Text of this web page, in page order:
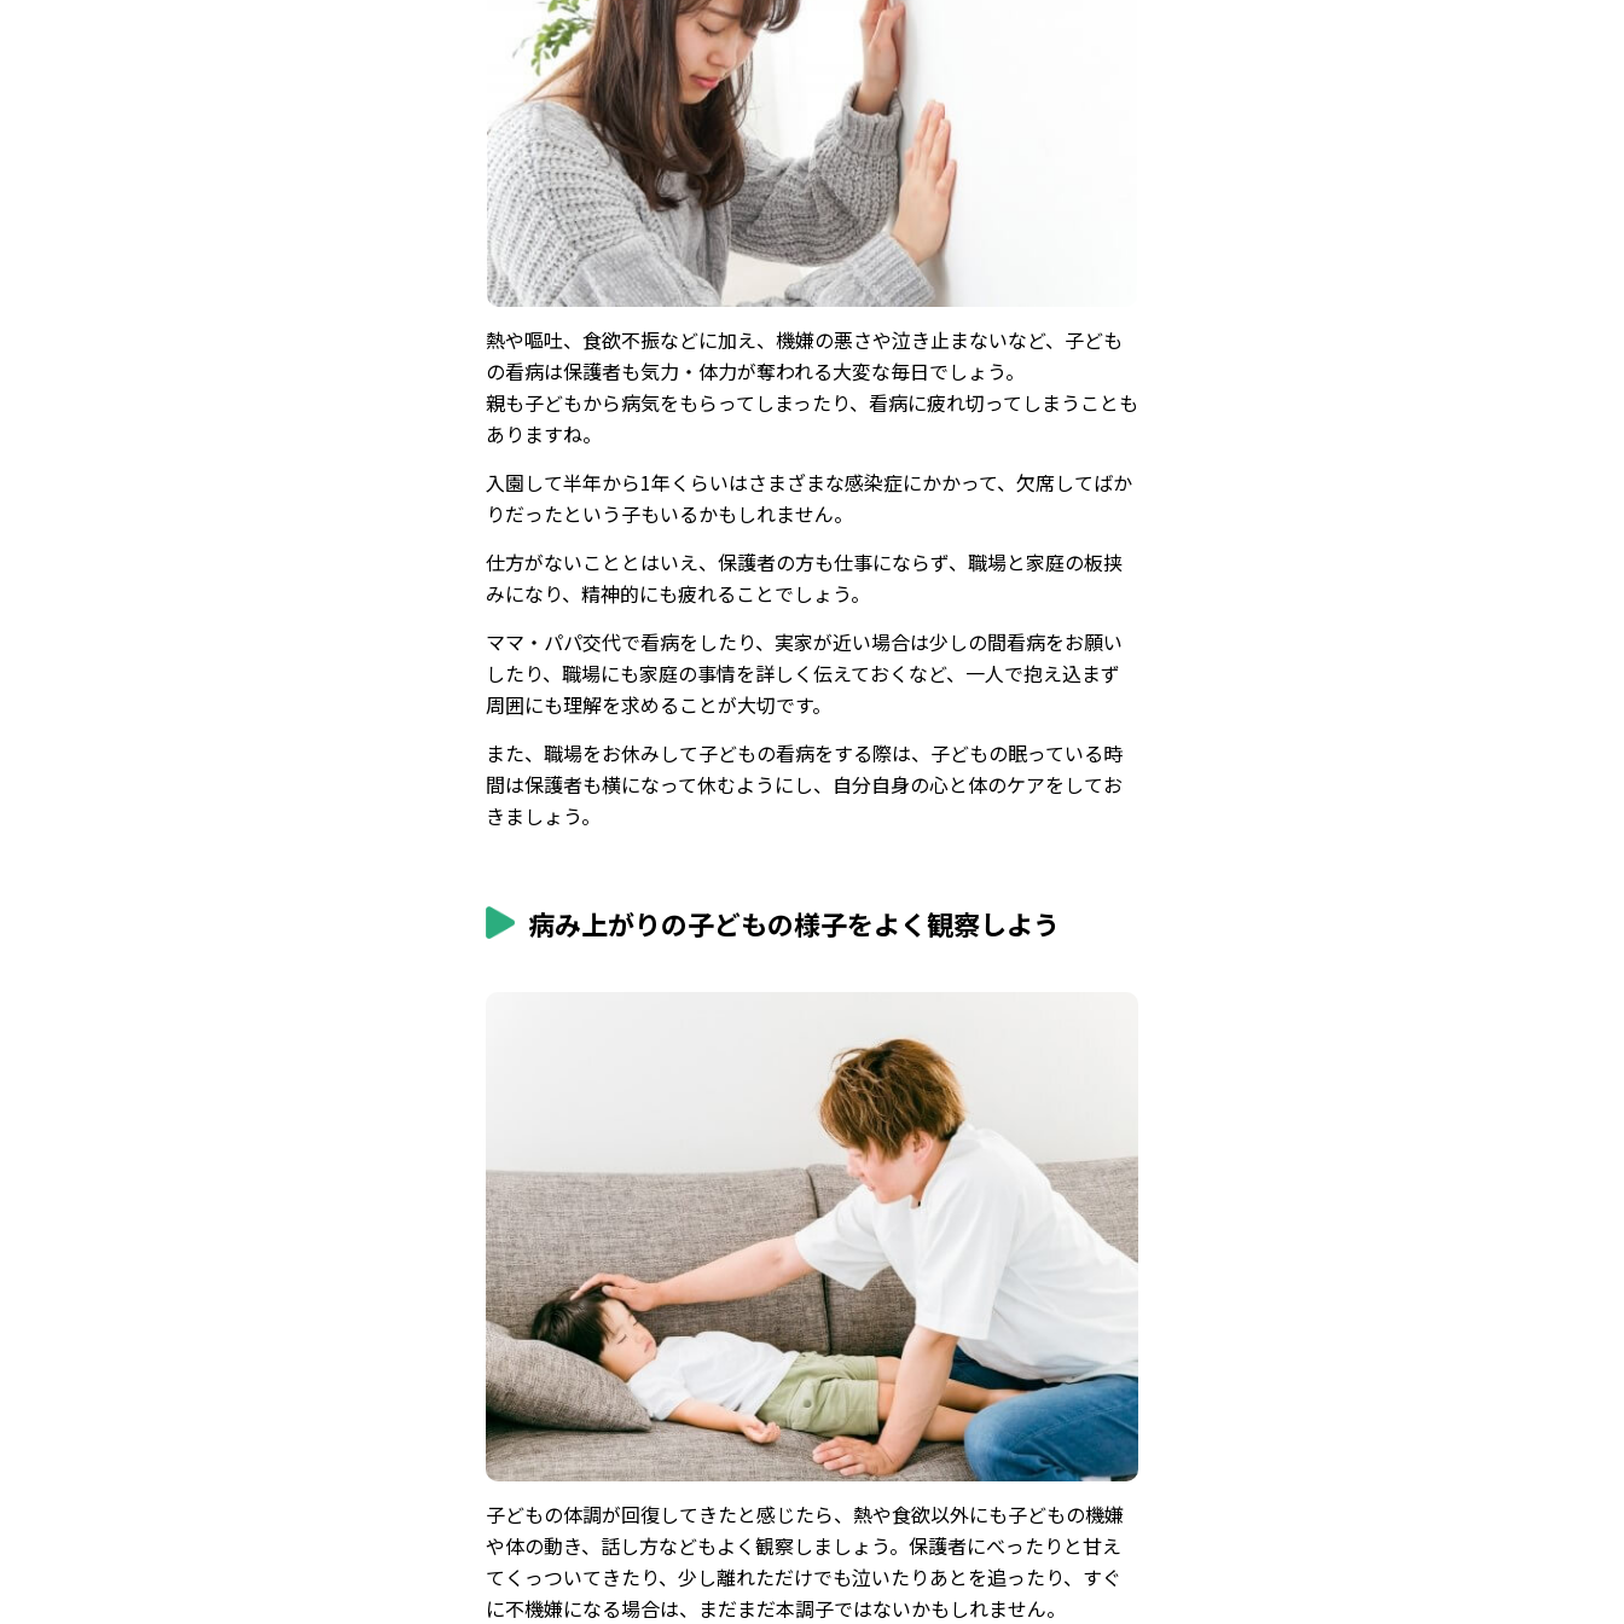
熱や嘔吐、食欲不振などに加え、機嫌の悪さや泣き止まないなど、子ども
の看病は保護者も気力・体力が奪われる大変な毎日でしょう。
親も子どもから病気をもらってしまったり、看病に疲れ切ってしまうことも
ありますね。
入園して半年から1年くらいはさまざまな感染症にかかって、欠席してばか
りだったという子もいるかもしれません。
仕方がないこととはいえ、保護者の方も仕事にならず、職場と家庭の板挟
みになり、精神的にも疲れることでしょう。
ママ・パパ交代で看病をしたり、実家が近い場合は少しの間看病をお願い
したり、職場にも家庭の事情を詳しく伝えておくなど、一人で抱え込まず
周囲にも理解を求めることが大切です。
また、職場をお休みして子どもの看病をする際は、子どもの眠っている時
間は保護者も横になって休むようにし、自分自身の心と体のケアをしてお
きましょう。
病み上がりの子どもの様子をよく観察しよう
子どもの体調が回復してきたと感じたら、熱や食欲以外にも子どもの機嫌
や体の動き、話し方などもよく観察しましょう。保護者にべったりと甘え
てくっついてきたり、少し離れただけでも泣いたりあとを追ったり、すぐ
に不機嫌になる場合は、まだまだ本調子ではないかもしれません。